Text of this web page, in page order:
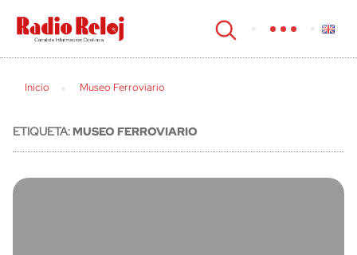
cerrar
Inicio Museo Ferroviario
ETIQUETA:MUSEO FERROVIARIO